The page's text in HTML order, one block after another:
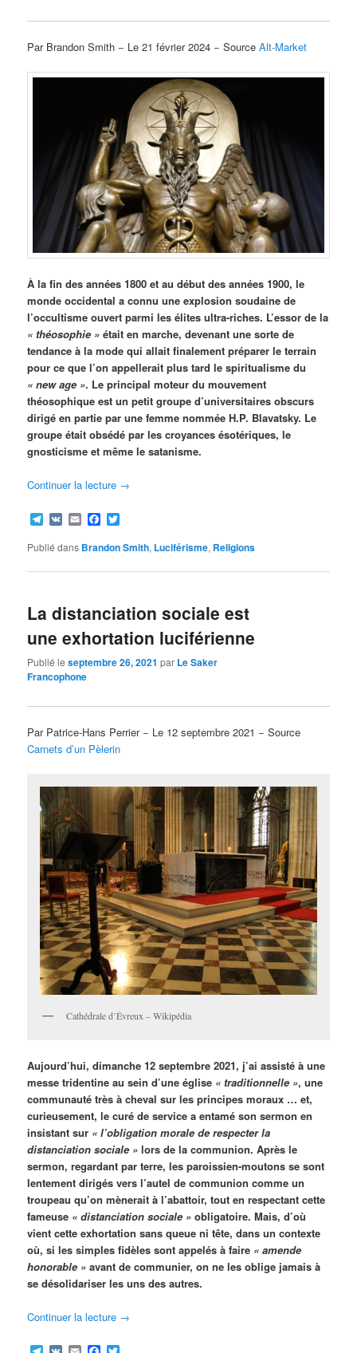
Par Brandon Smith − Le 21 février 2024 − SourceAlt-Market
À la fin des années 1800 et au début des années 1900, le
monde occidental a connu une explosion soudaine de
l’occultisme ouvert parmi les élites ultra-riches. L’essor de la
« théosophie » était en marche, devenant une sorte de
tendance à la mode qui allait finalement préparer le terrain
pour ce que l’on appellerait plus tard le spiritualisme du
« new age ». Le principal moteur du mouvement
théosophique est un petit groupe d’universitaires obscurs
dirigé en partie par une femme nommée H.P. Blavatsky. Le
groupe était obsédé par les croyances ésotériques, le
gnosticisme et même le satanisme.
Continuer la lecture →
Telegram
VK EmailFacebook
Publié dans Brandon Smith, Luciférisme, Religions
La distanciation sociale est
une exhortation luciférienne
Publié leseptembre 26, 2021 par Le Saker
Francophone
Par Patrice-Hans Perrier − Le 12 septembre 2021 − Source
Carnets d’un Pèlerin
Cathédrale d’Évreux – Wikipédia
Aujourd’hui, dimanche 12 septembre 2021, j’ai assisté à une
messe tridentine au sein d’une église « traditionnelle », une
communauté très à cheval sur les principes moraux … et,
curieusement, le curé de service a entamé son sermon en
insistant sur « l’obligation morale de respecter la
distanciation sociale » lors de la communion. Après le
sermon, regardant par terre, les paroissien-moutons se sont
lentement dirigés vers l’autel de communion comme un
troupeau qu’on mènerait à l’abattoir, tout en respectant cette
fameuse « distanciation sociale » obligatoire. Mais, d’où
vient cette exhortation sans queue ni tête, dans un contexte
où, si les simples fidèles sont appelés à faire « amende
honorable » avant de communier, on ne les oblige jamais à
se désolidariser les uns des autres.
Continuer la lecture →